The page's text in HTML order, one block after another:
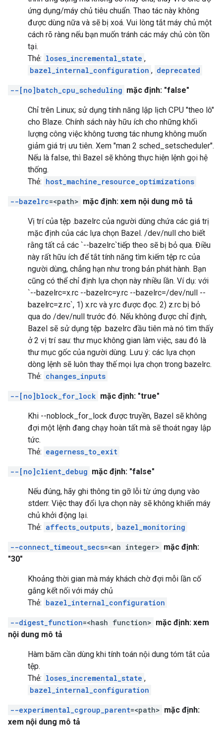
ứng dụng/máy chủ tiêu chuẩn. Thao tác này không
được dùng nữa và sẽ bị xoá. Vui lòng tắt máy chủ một
cách rõ ràng nếu bạn muốn tránh các máy chủ còn tồn
tại.
Thẻ: loses_incremental_state ,
bazel_internal_configuration , deprecated
--[no]batch_cpu_scheduling mặc định: "false"
Chỉ trên Linux; sử dụng tính năng lập lịch CPU "theo lô"
cho Blaze. Chính sách này hữu ích cho những khối
lượng công việc không tương tác nhưng không muốn
giảm giá trị ưu tiên. Xem "man 2 sched_setscheduler".
Nếu là false, thì Bazel sẽ không thực hiện lệnh gọi hệ
thống.
Thẻ: host_machine_resource_optimizations
--bazelrc=<path> mặc định: xem nội dung mô tả
Vị trí của tệp .bazelrc của người dùng chứa các giá trị
mặc định của các lựa chọn Bazel. /dev/null cho biết
rằng tất cả các `--bazelrc`tiếp theo sẽ bị bỏ qua. Điều
này rất hữu ích để tắt tính năng tìm kiếm tệp rc của
người dùng, chẳng hạn như trong bản phát hành. Bạn
cũng có thể chỉ định lựa chọn này nhiều lần. Ví dụ: với
`--bazelrc=x.rc --bazelrc=y.rc --bazelrc=/dev/null --
bazelrc=z.rc`, 1) x.rc và y.rc được đọc. 2) z.rc bị bỏ
qua do /dev/null trước đó. Nếu không được chỉ định,
Bazel sẽ sử dụng tệp .bazelrc đầu tiên mà nó tìm thấy
ở 2 vị trí sau: thư mục không gian làm việc, sau đó là
thư mục gốc của người dùng. Lưu ý: các lựa chọn
dòng lệnh sẽ luôn thay thế mọi lựa chọn trong bazelrc.
Thẻ: changes_inputs
--[no]block_for_lock mặc định: "true"
Khi --noblock_for_lock được truyền, Bazel sẽ không
đợi một lệnh đang chạy hoàn tất mà sẽ thoát ngay lập
tức.
Thẻ: eagerness_to_exit
--[no]client_debug mặc định: "false"
Nếu đúng, hãy ghi thông tin gỡ lỗi từ ứng dụng vào
stderr. Việc thay đổi lựa chọn này sẽ không khiến máy
chủ khởi động lại.
Thẻ: affects_outputs , bazel_monitoring
--connect_timeout_secs=<an integer> mặc định:
"30"
Khoảng thời gian mà máy khách chờ đợi mỗi lần cố
gắng kết nối với máy chủ
Thẻ: bazel_internal_configuration
--digest_function=<hash function> mặc định: xem
nội dung mô tả
Hàm băm cần dùng khi tính toán nội dung tóm tắt của
tệp.
Thẻ: loses_incremental_state ,
bazel_internal_configuration
--experimental_cgroup_parent=<path> mặc định:
xem nội dung mô tả